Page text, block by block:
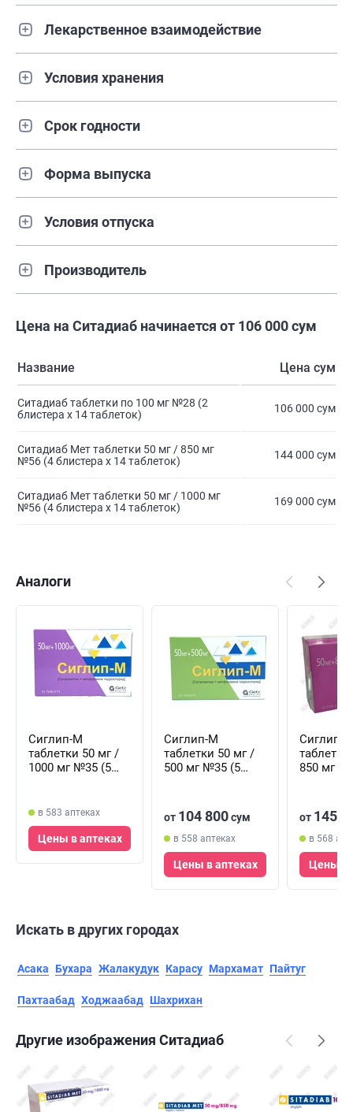
Лекарственное взаимодействие
Условия хранения
Срок годности
Форма выпуска
Условия отпуска
Производитель
Цена на Ситадиаб начинается от 106 000 сум
Название Цена сум
Ситадиаб таблетки по 100 мг №28 (2
блистера х 14 таблеток)
106 000 сум
Ситадиаб Мет таблетки 50 мг / 850 мг
№56 (4 блистера х 14 таблеток)
144 000 сум
Ситадиаб Мет таблетки 50 мг / 1000 мг
№56 (4 блистера х 14 таблеток)
169 000 сум
Аналоги
Сиглип-М
таблетки 50 мг /
1000 мг №35 (5
в 583 аптеках
Цены в аптеках
Сиглип-М
таблетки 50 мг /
500 мг №35 (5
от 104 800сум
в 558 аптеках
Цены в аптеках
Сиглип-М
850 мг
от 145
в 568
Цены в
Искать в других городах
Асака Бухара Жалакудук Карасу Мархамат Пайтуг
Пахтаабад Ходжаабад Шахрихан
Другие изображения Ситадиаб